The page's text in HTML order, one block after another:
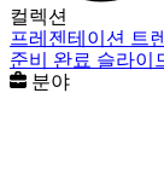
컬렉션
프레젠테이션 트
준비 완료 슬라이
분야